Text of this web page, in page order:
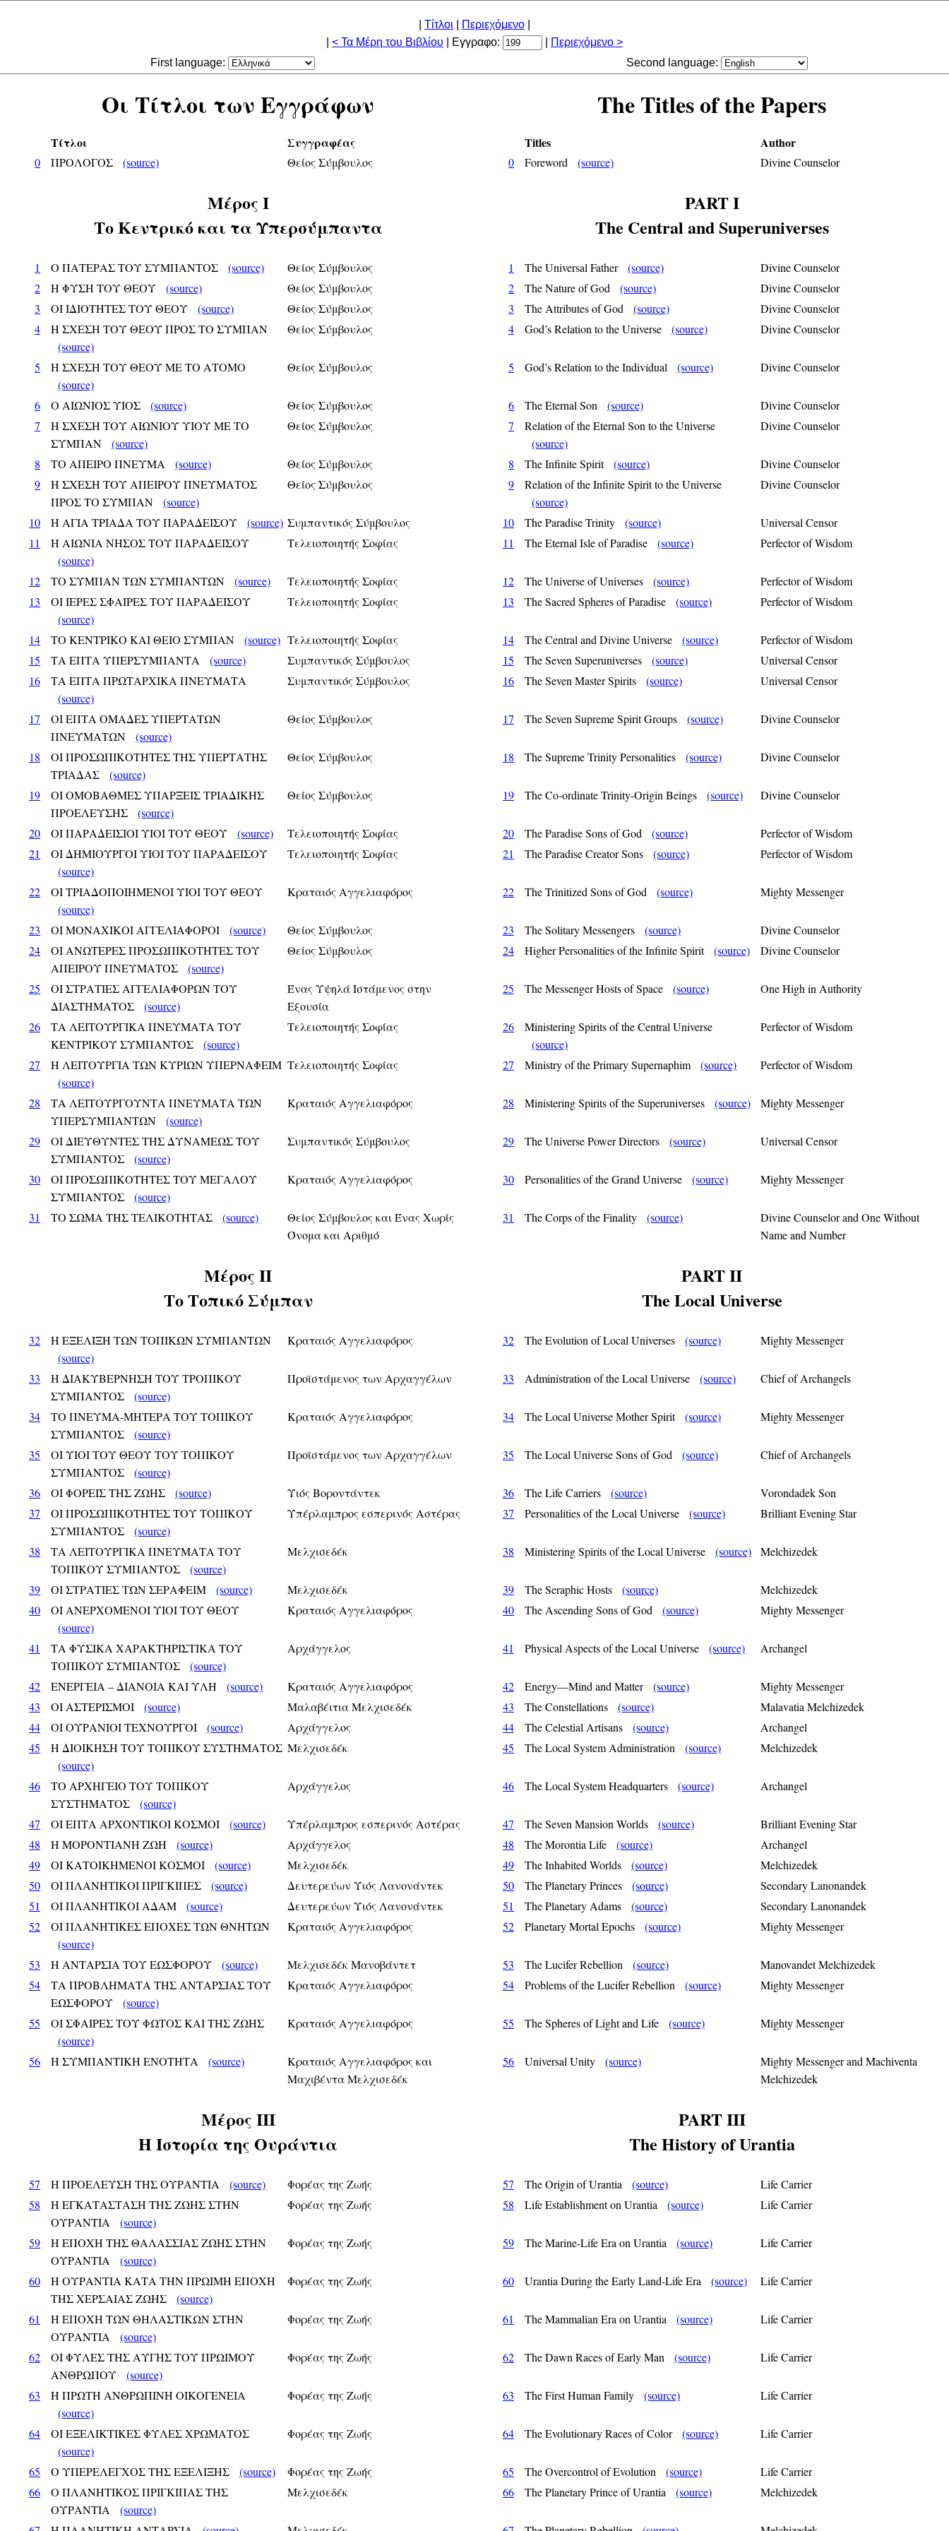
Τίτλοι Περιεχόμενο
< Τα Μέρη του Βιβλίου | Εγγραφο:
Περιεχόμενο >
First language:
Second language:
Οι Τίτλοι των Εγγράφων The Titles of the Papers
Τίτλοι Συγγραφέας Titles Author
0 ΠΡΟΛΟΓΟΣ (source) Θείος Σύμβουλος 0 Foreword (source) Divine Counselor
Μέρος Ι
Το Κεντρικό και τα Υπερσύμπαντα
PART I
The Central and Superuniverses
1 Ο ΠΑΤΕΡΑΣ ΤΟΥ ΣΥΜΠΑΝΤΟΣ (source) Θείος Σύμβουλος 1 The Universal Father (source)
Divine Counselor
2
Η ΦΥΣΗ ΤΟΥ ΘΕΟΥ (source) Θείος Σύμβουλος 2 The Nature of God (source)
Divine Counselor
3
ΟΙ ΙΔΙΟΤΗΤΕΣ ΤΟΥ ΘΕΟΥ (source) Θείος Σύμβουλος 3 The Attributes of God (source)
Divine Counselor
4
Η ΣΧΕΣΗ ΤΟΥ ΘΕΟΥ ΠΡΟΣ ΤΟ ΣΥΜΠΑΝ
(source)
Θείος Σύμβουλος 4 God’s Relation to the Universe (source) Divine Counselor
5
Η ΣΧΕΣΗ ΤΟΥ ΘΕΟΥ ΜΕ ΤΟ ΑΤΟΜΟ
(source)
Θείος Σύμβουλος 5 God’s Relation to the Individual (source) Divine Counselor
6 Ο ΑΙΩΝΙΟΣ ΥΙΟΣ (source) Θείος Σύμβουλος 6 The Eternal Son (source)
Divine Counselor
7
Η ΣΧΕΣΗ ΤΟΥ ΑΙΩΝΙΟΥ ΥΙΟΥ ΜΕ ΤΟ
ΣΥΜΠΑΝ (source)
Θείος Σύμβουλος 7
Relation of the Eternal Son to the Universe
(source)
Divine Counselor
8 ΤΟ ΑΠΕΙΡΟ ΠΝΕΥΜΑ (source) Θείος Σύμβουλος 8 The Infinite Spirit (source)
Divine Counselor
9
Η ΣΧΕΣΗ ΤΟΥ ΑΠΕΙΡΟΥ ΠΝΕΥΜΑΤΟΣ
ΠΡΟΣ ΤΟ ΣΥΜΠΑΝ (source)
Θείος Σύμβουλος 9
Relation of the Infinite Spirit to the Universe
(source)
Divine Counselor
10 Η ΑΓΙΑ ΤΡΙΑΔΑ ΤΟΥ ΠΑΡΑΔΕΙΣΟΥ (source) Συμπαντικός Σύμβουλος 10 The Paradise Trinity (source)
Universal Censor
11
Η ΑΙΩΝΙΑ ΝΗΣΟΣ ΤΟΥ ΠΑΡΑΔΕΙΣΟΥ
(source)
Τελειοποιητής Σοφίας 11 The Eternal Isle of Paradise (source) Perfector of Wisdom
12 ΤΟ ΣΥΜΠΑΝ ΤΩΝ ΣΥΜΠΑΝΤΩΝ (source) Τελειοποιητής Σοφίας 12 The Universe of Universes (source)
Perfector of Wisdom
13
ΟΙ ΙΕΡΕΣ ΣΦΑΙΡΕΣ ΤΟΥ ΠΑΡΑΔΕΙΣΟΥ
(source)
Τελειοποιητής Σοφίας 13 The Sacred Spheres of Paradise (source) Perfector of Wisdom
14 ΤΟ ΚΕΝΤΡΙΚΟ ΚΑΙ ΘΕΙΟ ΣΥΜΠΑΝ (source) Τελειοποιητής Σοφίας 14 The Central and Divine Universe (source)
Perfector of Wisdom
15
ΤΑ ΕΠΤΑ ΥΠΕΡΣΥΜΠΑΝΤΑ (source) Συμπαντικός Σύμβουλος 15 The Seven Superuniverses (source)
Universal Censor
16
ΤΑ ΕΠΤΑ ΠΡΩΤΑΡΧΙΚΑ ΠΝΕΥΜΑΤΑ
(source)
Συμπαντικός Σύμβουλος 16 The Seven Master Spirits (source) Universal Censor
17
ΟΙ ΕΠΤΑ ΟΜΑΔΕΣ ΥΠΕΡΤΑΤΩΝ
ΠΝΕΥΜΑΤΩΝ (source)
Θείος Σύμβουλος 17 The Seven Supreme Spirit Groups (source) Divine Counselor
18
ΟΙ ΠΡΟΣΩΠΙΚΟΤΗΤΕΣ ΤΗΣ ΥΠΕΡΤΑΤΗΣ
ΤΡΙΑΔΑΣ (source)
Θείος Σύμβουλος 18 The Supreme Trinity Personalities (source) Divine Counselor
19
ΟΙ ΟΜΟΒΑΘΜΕΣ ΥΠΑΡΞΕΙΣ ΤΡΙΑΔΙΚΗΣ
ΠΡΟΕΛΕΥΣΗΣ (source)
Θείος Σύμβουλος 19 The Co-ordinate Trinity-Origin Beings (source) Divine Counselor
20 ΟΙ ΠΑΡΑΔΕΙΣΙΟΙ ΥΙΟΙ ΤΟΥ ΘΕΟΥ (source) Τελειοποιητής Σοφίας 20 The Paradise Sons of God (source)
Perfector of Wisdom
21
ΟΙ ΔΗΜΙΟΥΡΓΟΙ ΥΙΟΙ ΤΟΥ ΠΑΡΑΔΕΙΣΟΥ
(source)
Τελειοποιητής Σοφίας 21 The Paradise Creator Sons (source) Perfector of Wisdom
22
ΟΙ ΤΡΙΑΔΟΠΟΙΗΜΕΝΟΙ ΥΙΟΙ ΤΟΥ ΘΕΟΥ
(source)
Κραταιός Αγγελιαφόρος 22 The Trinitized Sons of God (source) Mighty Messenger
23 ΟΙ ΜΟΝΑΧΙΚΟΙ ΑΓΓΕΛΙΑΦΟΡΟΙ (source) Θείος Σύμβουλος 23 The Solitary Messengers (source)
Divine Counselor
24
ΟΙ ΑΝΩΤΕΡΕΣ ΠΡΟΣΩΠΙΚΟΤΗΤΕΣ ΤΟΥ
ΑΠΕΙΡΟΥ ΠΝΕΥΜΑΤΟΣ (source)
Θείος Σύμβουλος 24 Higher Personalities of the Infinite Spirit (source) Divine Counselor
25
ΟΙ ΣΤΡΑΤΙΕΣ ΑΓΓΕΛΙΑΦΟΡΩΝ ΤΟΥ
ΔΙΑΣΤΗΜΑΤΟΣ (source)
Ένας Υψηλά Ιστάμενος στην
Εξουσία
25 The Messenger Hosts of Space (source) One High in Authority
26
ΤΑ ΛΕΙΤΟΥΡΓΙΚΑ ΠΝΕΥΜΑΤΑ ΤΟΥ
ΚΕΝΤΡΙΚΟΥ ΣΥΜΠΑΝΤΟΣ (source)
Τελειοποιητής Σοφίας 26
Ministering Spirits of the Central Universe
(source)
Perfector of Wisdom
27
Η ΛΕΙΤΟΥΡΓΙΑ ΤΩΝ ΚΥΡΙΩΝ ΥΠΕΡΝΑΦΕΙΜ
(source)
Τελειοποιητής Σοφίας 27 Ministry of the Primary Supernaphim (source) Perfector of Wisdom
28
ΤΑ ΛΕΙΤΟΥΡΓΟΥΝΤΑ ΠΝΕΥΜΑΤΑ ΤΩΝ
ΥΠΕΡΣΥΜΠΑΝΤΩΝ (source)
Κραταιός Αγγελιαφόρος 28 Ministering Spirits of the Superuniverses (source) Mighty Messenger
29
ΟΙ ΔΙΕΥΘΥΝΤΕΣ ΤΗΣ ΔΥΝΑΜΕΩΣ ΤΟΥ
ΣΥΜΠΑΝΤΟΣ (source)
Συμπαντικός Σύμβουλος 29 The Universe Power Directors (source) Universal Censor
30
ΟΙ ΠΡΟΣΩΠΙΚΟΤΗΤΕΣ ΤΟΥ ΜΕΓΑΛΟΥ
ΣΥΜΠΑΝΤΟΣ (source)
Κραταιός Αγγελιαφόρος 30 Personalities of the Grand Universe (source) Mighty Messenger
31 ΤΟ ΣΩΜΑ ΤΗΣ ΤΕΛΙΚΟΤΗΤΑΣ (source)
Θείος Σύμβουλος και Ένας Χωρίς
Όνομα και Αριθμό
31 The Corps of the Finality (source)
Divine Counselor and One Without
Name and Number
Μέρος ΙI
Το Τοπικό Σύμπαν
PART II
The Local Universe
32
Η ΕΞΕΛΙΞΗ ΤΩΝ ΤΟΠΙΚΩΝ ΣΥΜΠΑΝΤΩΝ
(source)
Κραταιός Αγγελιαφόρος 32 The Evolution of Local Universes (source) Mighty Messenger
33
Η ΔΙΑΚΥΒΕΡΝΗΣΗ ΤΟΥ ΤΡΟΠΙΚΟΥ
ΣΥΜΠΑΝΤΟΣ (source)
Προϊστάμενος των Αρχαγγέλων 33 Administration of the Local Universe (source) Chief of Archangels
34
ΤΟ ΠΝΕΥΜΑ-ΜΗΤΕΡΑ ΤΟΥ ΤΟΠΙΚΟΥ
ΣΥΜΠΑΝΤΟΣ (source)
Κραταιός Αγγελιαφόρος 34 The Local Universe Mother Spirit (source) Mighty Messenger
35
ΟΙ ΥΙΟΙ ΤΟΥ ΘΕΟΥ ΤΟΥ ΤΟΠΙΚΟΥ
ΣΥΜΠΑΝΤΟΣ (source)
Προϊστάμενος των Αρχαγγέλων 35 The Local Universe Sons of God (source) Chief of Archangels
36 ΟΙ ΦΟΡΕΙΣ ΤΗΣ ΖΩΗΣ (source) Υιός Βοροντάντεκ 36 The Life Carriers (source)
Vorondadek Son
37
ΟΙ ΠΡΟΣΩΠΙΚΟΤΗΤΕΣ ΤΟΥ ΤΟΠΙΚΟΥ
ΣΥΜΠΑΝΤΟΣ (source)
Υπέρλαμπρος εσπερινός Αστέρας 37 Personalities of the Local Universe (source) Brilliant Evening Star
38
ΤΑ ΛΕΙΤΟΥΡΓΙΚΑ ΠΝΕΥΜΑΤΑ ΤΟΥ
ΤΟΠΙΚΟΥ ΣΥΜΠΑΝΤΟΣ (source)
Μελχισεδέκ 38 Ministering Spirits of the Local Universe (source) Melchizedek
39 ΟΙ ΣΤΡΑΤΙΕΣ ΤΩΝ ΣΕΡΑΦΕΙΜ (source) Μελχισεδέκ 39 The Seraphic Hosts (source)
Melchizedek
40
ΟΙ ΑΝΕΡΧΟΜΕΝΟΙ ΥΙΟΙ ΤΟΥ ΘΕΟΥ
(source)
Κραταιός Αγγελιαφόρος 40 The Ascending Sons of God (source) Mighty Messenger
41
ΤΑ ΦΥΣΙΚΑ ΧΑΡΑΚΤΗΡΙΣΤΙΚΑ ΤΟΥ
ΤΟΠΙΚΟΥ ΣΥΜΠΑΝΤΟΣ (source)
Αρχάγγελος 41 Physical Aspects of the Local Universe (source) Archangel
42 ΕΝΕΡΓΕΙΑ – ΔΙΑΝΟΙΑ ΚΑΙ ΥΛΗ (source) Κραταιός Αγγελιαφόρος 42 Energy—Mind and Matter (source)
Mighty Messenger
43
ΟΙ ΑΣΤΕΡΙΣΜΟΙ (source) Μαλαβέιτια Μελχισεδέκ 43 The Constellations (source)
Malavatia Melchizedek
44
ΟΙ ΟΥΡΑΝΙΟΙ ΤΕΧΝΟΥΡΓΟΙ (source) Αρχάγγελος 44 The Celestial Artisans (source)
Archangel
45
Η ΔΙΟΙΚΗΣΗ ΤΟΥ ΤΟΠΙΚΟΥ ΣΥΣΤΗΜΑΤΟΣ
(source)
Μελχισεδέκ 45 The Local System Administration (source) Melchizedek
46
ΤΟ ΑΡΧΗΓΕΙΟ ΤΟΥ ΤΟΠΙΚΟΥ
ΣΥΣΤΗΜΑΤΟΣ (source)
Αρχάγγελος 46 The Local System Headquarters (source) Archangel
47 ΟΙ ΕΠΤΑ ΑΡΧΟΝΤΙΚΟΙ ΚΟΣΜΟΙ (source) Υπέρλαμπρος εσπερινός Αστέρας 47 The Seven Mansion Worlds (source)
Brilliant Evening Star
48
Η ΜΟΡΟΝΤΙΑΝΗ ΖΩΗ (source) Αρχάγγελος 48 The Morontia Life (source)
Archangel
49
ΟΙ ΚΑΤΟΙΚΗΜΕΝΟΙ ΚΟΣΜΟΙ (source) Μελχισεδέκ 49 The Inhabited Worlds (source)
Melchizedek
50
ΟΙ ΠΛΑΝΗΤΙΚΟΙ ΠΡΙΓΚΙΠΕΣ (source) Δευτερεύων Υιός Λανονάντεκ 50 The Planetary Princes (source)
Secondary Lanonandek
51
ΟΙ ΠΛΑΝΗΤΙΚΟΙ ΑΔΑΜ (source) Δευτερεύων Υιός Λανονάντεκ 51 The Planetary Adams (source)
Secondary Lanonandek
52
ΟΙ ΠΛΑΝΗΤΙΚΕΣ ΕΠΟΧΕΣ ΤΩΝ ΘΝΗΤΩΝ
(source)
Κραταιός Αγγελιαφόρος 52 Planetary Mortal Epochs (source) Mighty Messenger
53 Η ΑΝΤΑΡΣΙΑ ΤΟΥ ΕΩΣΦΟΡΟΥ (source) Μελχισεδέκ Μανοβάντετ 53 The Lucifer Rebellion (source)
Manovandet Melchizedek
54
ΤΑ ΠΡΟΒΛΗΜΑΤΑ ΤΗΣ ΑΝΤΑΡΣΙΑΣ ΤΟΥ
ΕΩΣΦΟΡΟΥ (source)
Κραταιός Αγγελιαφόρος 54 Problems of the Lucifer Rebellion (source) Mighty Messenger
55
ΟΙ ΣΦΑΙΡΕΣ ΤΟΥ ΦΩΤΟΣ ΚΑΙ ΤΗΣ ΖΩΗΣ
(source)
Κραταιός Αγγελιαφόρος 55 The Spheres of Light and Life (source) Mighty Messenger
56 Η ΣΥΜΠΑΝΤΙΚΗ ΕΝΟΤΗΤΑ (source)
Κραταιός Αγγελιαφόρος και
Μαχιβέντα Μελχισεδέκ
56 Universal Unity (source)
Mighty Messenger and Machiventa
Melchizedek
Μέρος ΙII
Η Ιστορία της Ουράντια
PART III
The History of Urantia
57 Η ΠΡΟΕΛΕΥΣΗ ΤΗΣ ΟΥΡΑΝΤΙΑ (source) Φορέας της Ζωής 57 The Origin of Urantia (source)
Life Carrier
58
Η ΕΓΚΑΤΑΣΤΑΣΗ ΤΗΣ ΖΩΗΣ ΣΤΗΝ
ΟΥΡΑΝΤΙΑ (source)
Φορέας της Ζωής 58 Life Establishment on Urantia (source) Life Carrier
59
Η ΕΠΟΧΗ ΤΗΣ ΘΑΛΑΣΣΙΑΣ ΖΩΗΣ ΣΤΗΝ
ΟΥΡΑΝΤΙΑ (source)
Φορέας της Ζωής 59 The Marine-Life Era on Urantia (source) Life Carrier
60
Η ΟΥΡΑΝΤΙΑ ΚΑΤΑ ΤΗΝ ΠΡΩΙΜΗ ΕΠΟΧΗ
ΤΗΣ ΧΕΡΣΑΙΑΣ ΖΩΗΣ (source)
Φορέας της Ζωής 60 Urantia During the Early Land-Life Era (source) Life Carrier
61
Η ΕΠΟΧΗ ΤΩΝ ΘΗΛΑΣΤΙΚΩΝ ΣΤΗΝ
ΟΥΡΑΝΤΙΑ (source)
Φορέας της Ζωής 61 The Mammalian Era on Urantia (source) Life Carrier
62
ΟΙ ΦΥΛΕΣ ΤΗΣ ΑΥΓΗΣ ΤΟΥ ΠΡΩΙΜΟΥ
ΑΝΘΡΩΠΟΥ (source)
Φορέας της Ζωής 62 The Dawn Races of Early Man (source) Life Carrier
63
Η ΠΡΩΤΗ ΑΝΘΡΩΠΙΝΗ ΟΙΚΟΓΕΝΕΙΑ
(source)
Φορέας της Ζωής 63 The First Human Family (source) Life Carrier
64
ΟΙ ΕΞΕΛΙΚΤΙΚΕΣ ΦΥΛΕΣ ΧΡΩΜΑΤΟΣ
(source)
Φορέας της Ζωής 64 The Evolutionary Races of Color (source) Life Carrier
65 Ο ΥΠΕΡΕΛΕΓΧΟΣ ΤΗΣ ΕΞΕΛΙΞΗΣ (source) Φορέας της Ζωής 65 The Overcontrol of Evolution (source)
Life Carrier
66
Ο ΠΛΑΝΗΤΙΚΟΣ ΠΡΙΓΚΙΠΑΣ ΤΗΣ
ΟΥΡΑΝΤΙΑ (source)
Μελχισεδέκ 66 The Planetary Prince of Urantia (source) Melchizedek